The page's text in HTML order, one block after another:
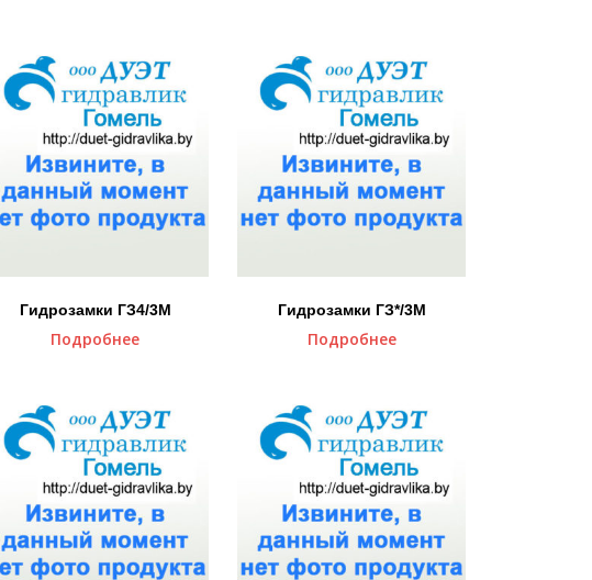
Гидрозамки ГЗ4/3М
Подробнее
Гидрозамки ГЗ*/3М
Подробнее